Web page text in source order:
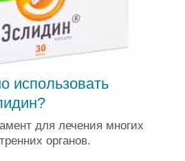
использовать
для лечения многих
органов.